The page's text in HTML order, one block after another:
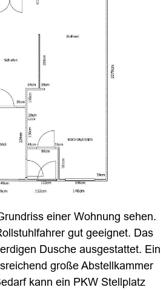
einer Wohnung sehen.
gut geeignet. Das
Dusche ausgestattet. Ein
große Abstellkammer
kann ein PKW Stellplatz